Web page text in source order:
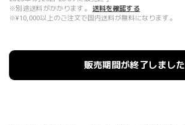
※別途送料がかかります。
送料を確認する
※¥10,000以上のご注文で国内送料が無料になります。
販売期間が終了しました